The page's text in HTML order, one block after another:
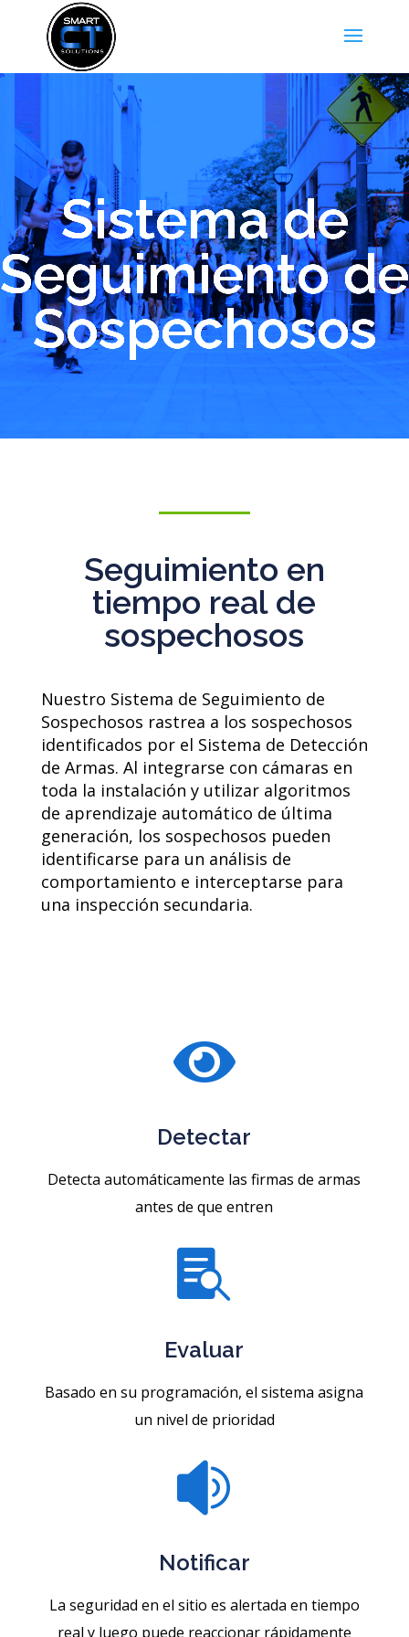
Sistema de
Seguimiento de
Sospechosos
Seguimiento en
tiempo real de
sospechosos
Nuestro Sistema de Seguimiento de
Sospechosos rastrea a los sospechosos
identificados por el Sistema de Detección
de Armas. Al integrarse con cámaras en
toda la instalación y utilizar algoritmos
de aprendizaje automático de última
generación, los sospechosos pueden
identificarse para un análisis de
comportamiento e interceptarse para
una inspección secundaria.

Detectar
Detecta automáticamente las firmas de armas
antes de que entren

Evaluar
Basado en su programación, el sistema asigna
un nivel de prioridad

Notificar
La seguridad en el sitio es alertada en tiempo
real y luego puede reaccionar rápidamente